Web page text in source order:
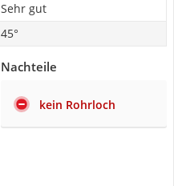
Sehr gut
45°
Nachteile
kein Rohrloch